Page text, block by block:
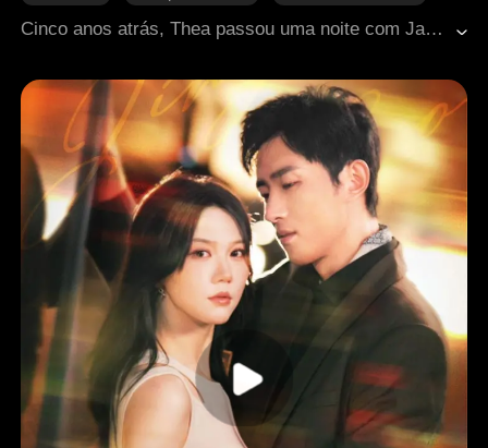
Cinco anos atrás, Thea passou uma noite com Jacob, que havia sido dopada, e acabou engravidando. Ao tentar pedir ajuda, foi humilhada por ele. Após a morte da avó e com Jacob em coma, ela se mudou para a casa dele. Quando ele acordou sem memória, Thea decidiu conquistá-lo novamente antes que tudo voltasse. No fim, os três formam uma família.